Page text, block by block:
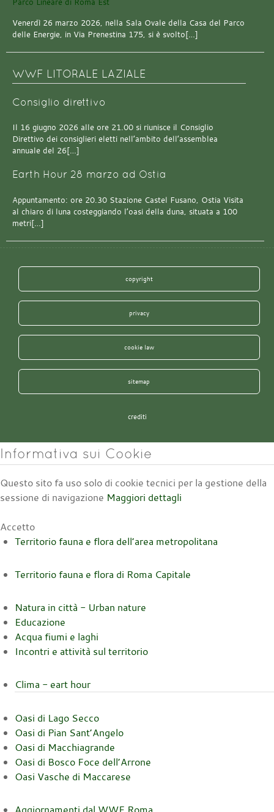
Venerdì 26 marzo 2026, nella Sala Ovale della Casa del Parco
delle Energie, in Via Prenestina 175, si è svolto[…]
WWF LITORALE LAZIALE
Consiglio direttivo
Il 16 giugno 2026 alle ore 21.00 si riunisce il Consiglio
Direttivo dei consiglieri eletti nell’ambito dell’assemblea
annuale del 26[…]
Earth Hour 28 marzo ad Ostia
Appuntamento: ore 20.30 Stazione Castel Fusano, Ostia Visita
al chiaro di luna costeggiando l’oasi della duna, situata a 100
metri[…]
copyright
privacy
cookie law
sitemap
crediti
Informativa sui Cookie
Questo sito fa uso solo di cookie tecnici per la gestione della
sessione di navigazione Maggiori dettagli
Accetto
Territorio fauna e flora dell’area metropolitana
Territorio fauna e flora di Roma Capitale
Natura in città - Urban nature
Educazione
Acqua fiumi e laghi
Incontri e attività sul territorio
Clima - eart hour
Oasi di Lago Secco
Oasi di Pian Sant’Angelo
Oasi di Macchiagrande
Oasi di Bosco Foce dell’Arrone
Oasi Vasche di Maccarese